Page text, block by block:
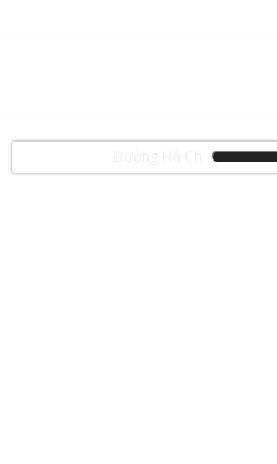
Cu Ba Trên Đường Hồ Chí Minh